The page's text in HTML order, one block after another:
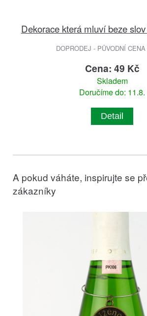
Dekorace která mluví beze
DOPRODEJ - PŮVODNÍ
Cena: 49 Kč
Skladem
Doručíme do: 11.8.
Detail
A pokud váháte, inspirujte se
zákazníky